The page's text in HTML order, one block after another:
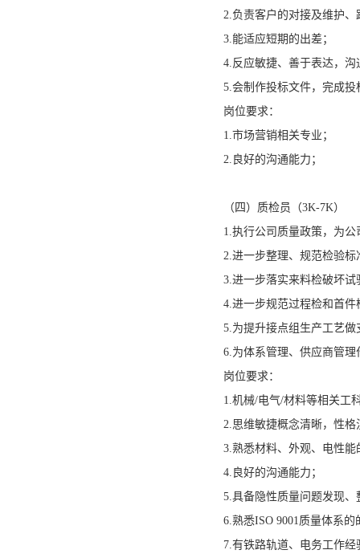
2.负责客户的对接及维护、
3.能适应短期的出差；
4.反应敏捷、善于表达，
5.会制作投标文件，完成
岗位要求：
1.市场营销相关专业；
2.良好的沟通能力；
（四）质检员（3K-7K）
1.执行公司质量政策，为
2.进一步整理、规范检验标
3.进一步落实来料检破坏
4.进一步规范过程检和首件
5.为提升接点组生产工艺做
6.为体系管理、供应商管理
岗位要求：
1.机械/电气/材料等相关工
2.思维敏捷概念清晰，性
3.熟悉材料、外观、电性
4.良好的沟通能力；
5.具备隐性质量问题发现
6.熟悉ISO 9001质量体系
7.有铁路轨道、电务工作经